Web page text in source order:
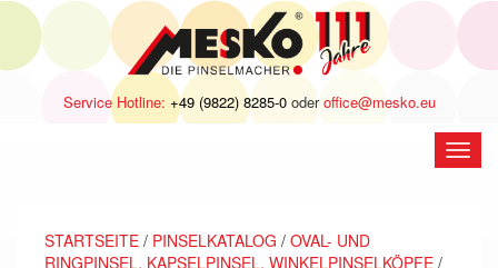
Service Hotline: +49 (9822) 8285-0oderoffice@mesko.eu
STARTSEITE / PINSELKATALOG / OVAL- UND
RINGPINSEL, KAPSELPINSEL, WINKELPINSELKÖPFE /